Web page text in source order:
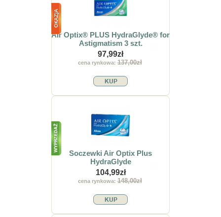
Air Optix® PLUS HydraGlyde® for
Astigmatism 3 szt.
97,99zł
cena rynkowa:137,00zł
Soczewki Air Optix Plus
HydraGlyde
104,99zł
cena rynkowa:148,00zł